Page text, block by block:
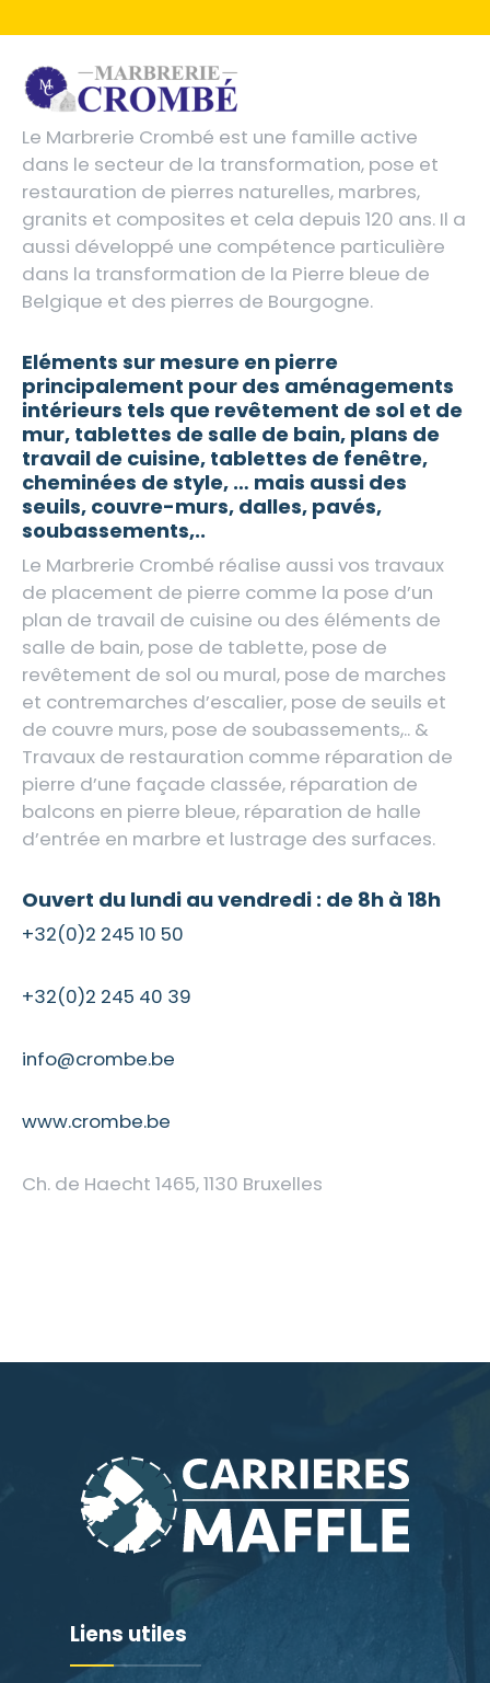
Le Marbrerie Crombé est une famille active
dans le secteur de la transformation, pose et
restauration de pierres naturelles, marbres,
granits et composites et cela depuis 120 ans. Il a
aussi développé une compétence particulière
dans la transformation de la Pierre bleue de
Belgique et des pierres de Bourgogne.
Eléments sur mesure en pierre
principalement pour des aménagements
intérieurs tels que revêtement de sol et de
mur, tablettes de salle de bain, plans de
travail de cuisine, tablettes de fenêtre,
cheminées de style, … mais aussi des
seuils, couvre-murs, dalles, pavés,
soubassements,..
Le Marbrerie Crombé réalise aussi vos travaux
de placement de pierre comme la pose d’un
plan de travail de cuisine ou des éléments de
salle de bain, pose de tablette, pose de
revêtement de sol ou mural, pose de marches
et contremarches d’escalier, pose de seuils et
de couvre murs, pose de soubassements,.. &
Travaux de restauration comme réparation de
pierre d’une façade classée, réparation de
balcons en pierre bleue, réparation de halle
d’entrée en marbre et lustrage des surfaces.
Ouvert du lundi au vendredi : de 8h à 18h
+32(0)2 245 10 50
+32(0)2 245 40 39
info@crombe.be
www.crombe.be
Ch. de Haecht 1465, 1130 Bruxelles
Liens utiles